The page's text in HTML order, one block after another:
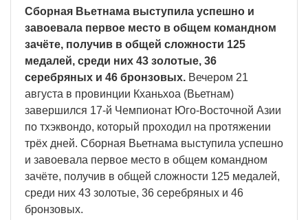
Сборная Вьетнама выступила успешно и
завоевала первое место в общем командном
зачёте, получив в общей сложности 125
медалей, среди них 43 золотые, 36
серебряных и 46 бронзовых. Вечером 21
августа в провинции Кханьхоа (Вьетнам)
завершился 17-й Чемпионат Юго-Восточной Азии
по тхэквондо, который проходил на протяжении
трёх дней. Сборная Вьетнама выступила успешно
и завоевала первое место в общем командном
зачёте, получив в общей сложности 125 медалей,
среди них 43 золотые, 36 серебряных и 46
бронзовых.